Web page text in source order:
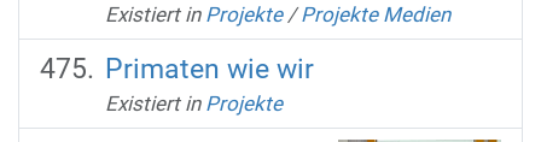
Existiert in Projekte /Projekte Medien
Primaten wie wir
Existiert in Projekte